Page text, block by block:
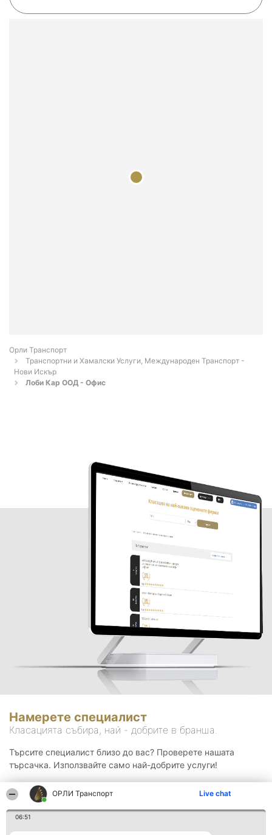
ОРЛИ Транспорт Live chat
06:51
Орли Транспорт
Транспортни и Хамалски Услуги, Международен Транспорт -
Нови Искър
Лоби Кар ООД - Офис
Намерете специалист
Класацията събира, най - добрите в бранша.
Търсите специалист близо до вас? Проверете нашата
търсачка. Използвайте само най-добрите услуги!